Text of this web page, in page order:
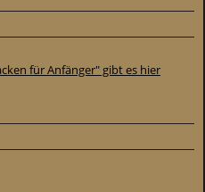
für Anfänger" gibt es hier